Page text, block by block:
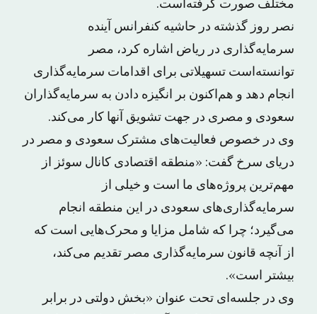
مختلف صورت گرفته‌است.
نصر روز گذشته در حاشیه کنفرانس آینده
سرمایه‌گذاری در ریاض اشاره کرد، مصر
توانسته‌است تسهیلاتی برای اقدامات سرمایه‌گذاری
انجام دهد و هم‌اکنون بر انگیزه دادن به سرمایه‌گذاران
سعودی و مصری در جهت تشویق آنها کار می‌کند.
وی در خصوص فعالیت‌های مشترک سعودی و مصر در
دریای سرخ گفت: «منطقه اقتصادی کانال سوئز از
مهم‌ترین پروژه‌های ما است و خیلی از
سرمایه‌گذاری‌های سعودی در این منطقه انجام
می‌گیرد؛ چرا که شامل مزایا و محرک‌هایی است که
از آنچه قانون سرمایه‌گذاری مصر تقدیم می‌کند،
بیشتر است».
وی در جلسه‌ای تحت عنوان «بخش دولتی در برابر